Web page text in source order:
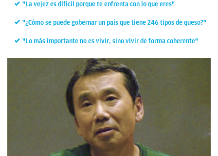
"La vejez es difícil porque te enfrenta con lo que eres"
"¿Cómo se puede gobernar un país que tiene 246 tipos de queso?"
"Lo más importante no es vivir, sino vivir de forma coherente"